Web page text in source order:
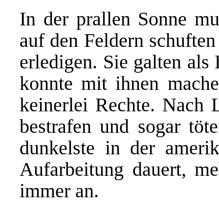
In der prallen Sonne
auf den Feldern
erledigen. Sie galten als
konnte mit ihnen
keinerlei Rechte. Nach
bestrafen und sogar
dunkelste in der
Aufarbeitung dauert,
immer an.